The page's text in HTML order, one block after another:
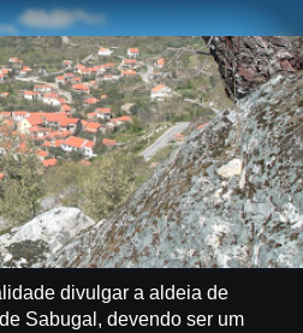
divulgar a aldeia de
Sabugal, devendo ser um